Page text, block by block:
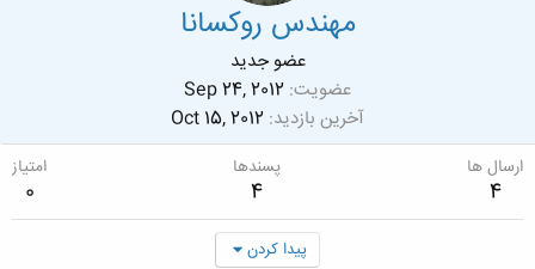
مهندس روکسانا
عضو جدید
عضویت Sep 24, 2012
آخرین بازدید Oct 15, 2012
ارسال ها
4
پسندها
4
امتیاز
0
پیدا کردن